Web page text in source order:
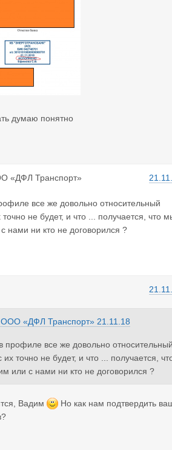
думаю понятно
«ДФЛ Транспорт»
все же довольно относительный
не будет, и что ... получается, что
нами ни кто не договорился ?
ООО «ДФЛ Транспорт» 21.11.18
профиле все же довольно
точно не будет, и что ... получается,
или с нами ни кто не договорился ?
Вадим
Но как нам подтвердить